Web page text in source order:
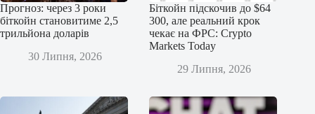
Прогноз: через 3 роки
біткойн становитиме 2,5
трильйона доларів
30 Липня, 2026
Біткойн підскочив до $64
300, але реальний крок
чекає на ФРС: Crypto
Markets Today
29 Липня, 2026